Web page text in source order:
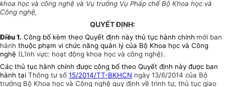
khoa học và công nghệ và Vụ trưởng Vụ Pháp chế Bộ Khoa học và
Công nghệ,
QUYẾT ĐỊNH:
Điều 1. Công bố kèm theo Quyết định này thủ tục hành chính mới ban
hành thuộc phạm vi chức năng quản lý của Bộ Khoa học và Công
nghệ (Lĩnh vực: hoạt động khoa học và công nghệ).
Các thủ tục hành chính được công bố theo Quyết định này được ban
hành tại Thông tư số 15/2014/TT-BKHCN ngày 13/6/2014 của Bộ
trưởng Bộ Khoa học và Công nghệ quy định về trình tự, thủ tục giao